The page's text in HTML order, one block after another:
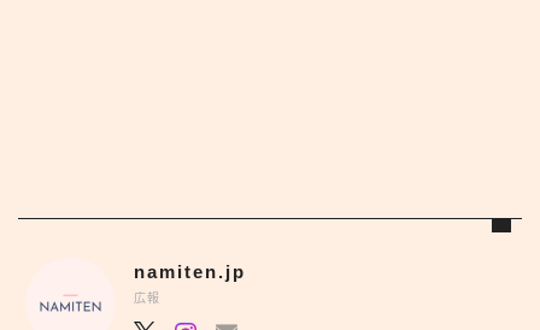
namiten.jp
広報